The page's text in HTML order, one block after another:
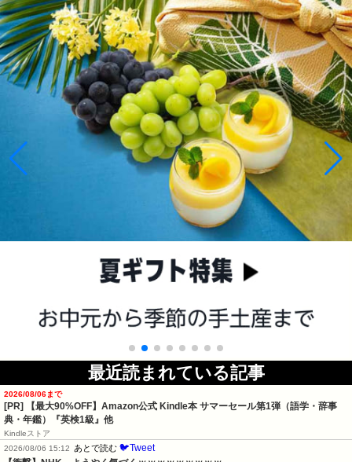
最近読まれている記事
2026/08/06まで
[PR]
【最大90%OFF】Amazon公式 Kindle本 サマーセール第1弾（語学・辞事
典・年鑑）『英検1級』他
Kindleストア
2026/08/06 15:12
あとで読む 🐦Tweet